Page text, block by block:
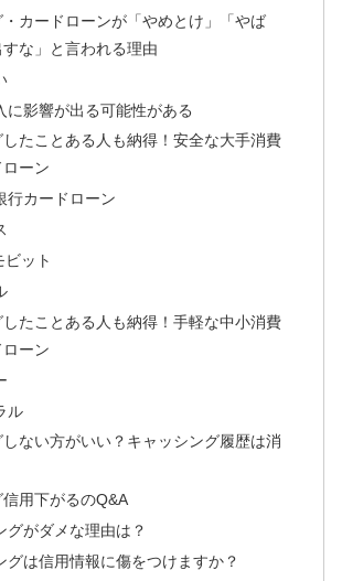
カードローンが「やめとけ」「やば
な」と言われる理由
に影響が出る可能性がある
たことある人も納得！安全な大手消費
ーン
カードローン
ット
たことある人も納得！手軽な中小消費
ーン
ル
ない方がいい？キャッシング履歴は消
用下がるのQ&A
グがダメな理由は？
グは信用情報に傷をつけますか？